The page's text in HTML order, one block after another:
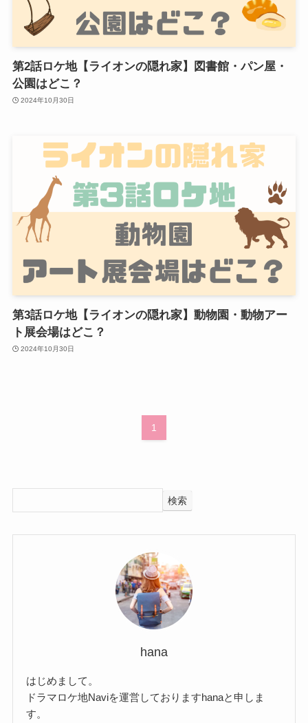
第2話ロケ地【ライオンの隠れ家】図書館・パン屋・
公園はどこ？
2024年10月30日
第3話ロケ地【ライオンの隠れ家】動物園・動物アー
ト展会場はどこ？
2024年10月30日
1
検索
hana
はじめまして。
ドラマロケ地Naviを運営しておりますhanaと申しま
す。